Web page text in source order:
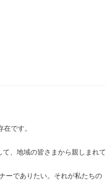
です。
、地域の皆さまから親しまれて
ーでありたい。それが私たちの